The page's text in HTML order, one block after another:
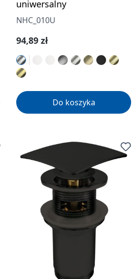
uniwersalny
NHC_010U
Cena regularna:
94,89 zł
Do koszyka